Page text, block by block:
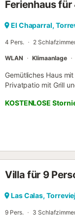
nahen Sandstrände
Ferienhaus
El Chaparral,
4 Pers. 2
WLAN Klimaanlage
Gemütliches Haus
Privatpatio mit Grill
Klimaanlage. Der
Familie oder
und allem
Haus verfügt über
Deckenventilator;
Entspannen, mit
der Immobilie
KOSTENLOSE
Villa für 9
Las Calas,
9 Pers. 3